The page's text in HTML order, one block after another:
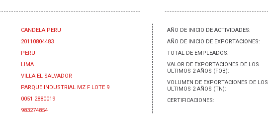
CANDELA PERU
20110804483
PERU
LIMA
VILLA EL SALVADOR
PARQUE INDUSTRIAL MZ F LOTE 9
0051 2880019
983274854
AÑO DE INICIO DE ACTIVIDADES:
AÑO DE INICIO DE EXPORTACIONES:
TOTAL DE EMPLEADOS:
VALOR DE EXPORTACIONES DE LOS
ULTIMOS 2 AÑOS (FOB):
VOLUMEN DE EXPORTACIONES DE LOS
ULTIMOS 2 AÑOS (TN):
CERTIFICACIONES: